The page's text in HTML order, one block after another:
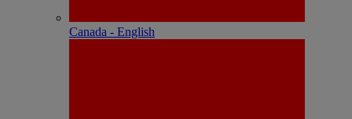
Canada - English